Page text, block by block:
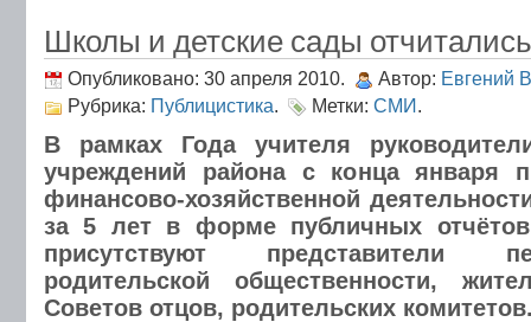
Школы и детские сады отчитались
Опубликовано: 30 апреля 2010. Автор: Евгений
Рубрика: Публицистика. Метки: СМИ.
В рамках Года учителя
учреждений района с конца января
финансово-хозяйственной
за 5 лет в форме публичных
присутствуют представители
родительской общественности,
Советов отцов, родительских